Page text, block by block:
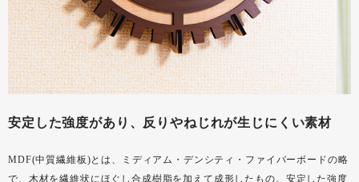
安定した強度があり、反りやねじれが生じにくい素材
MDF(中質繊維板)とは、ミディアム・デンシティ・ファイバーボードの略
で、木材を繊維状にほぐし合成樹脂を加えて成形したもの。安定した強度